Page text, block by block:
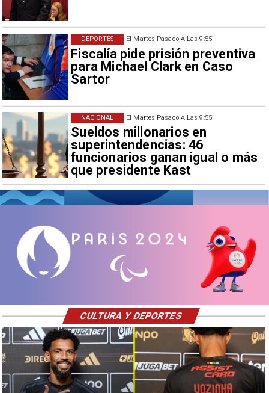
El Martes Pasado A Las 9:55
Fiscalía pide prisión preventiva
para Michael Clark en Caso
Sartor
DEPORTES
El Martes Pasado A Las 9:55
Sueldos millonarios en
superintendencias: 46
funcionarios ganan igual o más
que presidente Kast
NACIONAL
CULTURA Y DEPORTES